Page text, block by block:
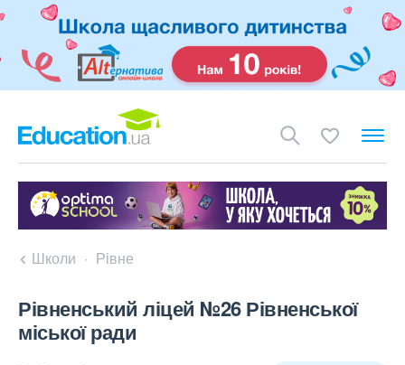
Школи Рівне
Рівненський ліцей №26 Рівненської
міської ради